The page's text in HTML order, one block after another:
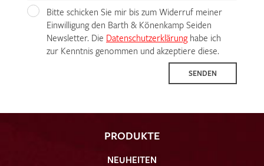
Bitte schicken Sie mir bis zum Widerruf meiner
Einwilligung den Barth & Könenkamp Seiden
Newsletter. Die Datenschutzerklärunghabe ich
zur Kenntnis genommen und akzeptiere diese.
SENDEN
PRODUKTE
NEUHEITEN